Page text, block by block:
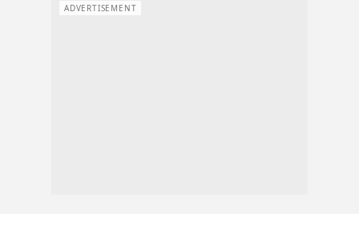
ADVERTISEMENT